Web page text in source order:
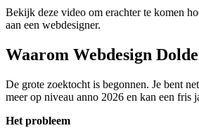
Bekijk deze video om erachter te komen
aan een webdesigner.
Waarom Webdesign
De grote zoektocht is begonnen. Je bent
meer op niveau anno 2026 en kan een
Het probleem